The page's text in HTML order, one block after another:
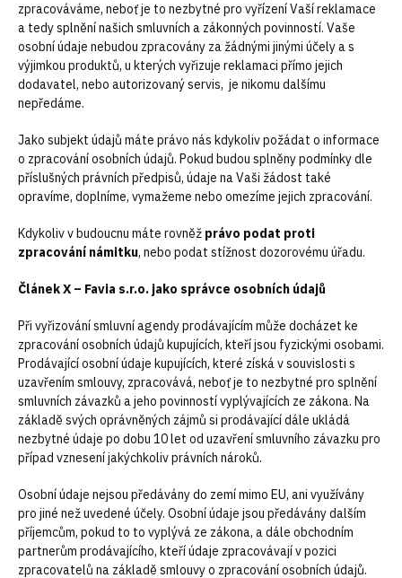
zpracováváme, neboť je to nezbytné pro vyřízení Vaší reklamace
a tedy splnění našich smluvních a zákonných povinností. Vaše
osobní údaje nebudou zpracovány za žádnými jinými účely a s
výjimkou produktů, u kterých vyřizuje reklamaci přímo jejich
dodavatel, nebo autorizovaný servis, je nikomu dalšímu
nepředáme.
Jako subjekt údajů máte právo nás kdykoliv požádat o informace
o zpracování osobních údajů. Pokud budou splněny podmínky dle
příslušných právních předpisů, údaje na Vaši žádost také
opravíme, doplníme, vymažeme nebo omezíme jejich zpracování.
Kdykoliv v budoucnu máte rovněž právo podat proti
zpracování námitku, nebo podat stížnost dozorovému úřadu.
Článek X – Favia s.r.o. jako správce osobních údajů
Při vyřizování smluvní agendy prodávajícím může docházet ke
zpracování osobních údajů kupujících, kteří jsou fyzickými osobami.
Prodávající osobní údaje kupujících, které získá v souvislosti s
uzavřením smlouvy, zpracovává, neboť je to nezbytné pro splnění
smluvních závazků a jeho povinností vyplývajících ze zákona. Na
základě svých oprávněných zájmů si prodávající dále ukládá
nezbytné údaje po dobu 10 let od uzavření smluvního závazku pro
případ vznesení jakýchkoliv právních nároků.
Osobní údaje nejsou předávány do zemí mimo EU, ani využívány
pro jiné než uvedené účely. Osobní údaje jsou předávány dalším
příjemcům, pokud to to vyplývá ze zákona, a dále obchodním
partnerům prodávajícího, kteří údaje zpracovávají v pozici
zpracovatelů na základě smlouvy o zpracování osobních údajů.